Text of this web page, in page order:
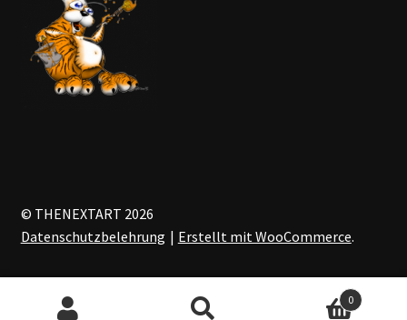
© THENEXTART 2026
Datenschutzbelehrung
Erstellt mit WooCommerce.
0